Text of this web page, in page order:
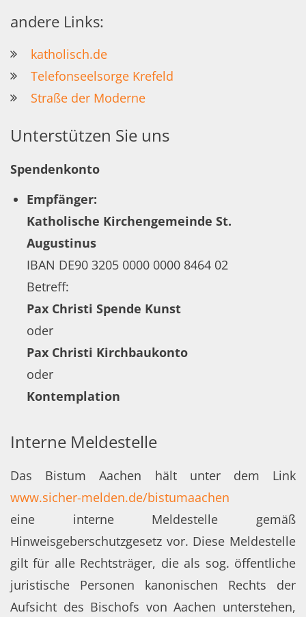
andere Links:
katholisch.de
Telefonseelsorge Krefeld
Straße der Moderne
Unterstützen Sie uns
Spendenkonto
Empfänger:
Katholische Kirchengemeinde St.
Augustinus
IBAN DE90 3205 0000 0000 8464 02
Betreff:
Pax Christi Spende Kunst
oder
Pax Christi Kirchbaukonto
oder
Kontemplation
Interne Meldestelle
Das Bistum Aachen hält unter dem Link
www.sicher-melden.de/bistumaachen
eine interne Meldestelle gemäß
Hinweisgeberschutzgesetz vor. Diese Meldestelle
gilt für alle Rechtsträger, die als sog. öffentliche
juristische Personen kanonischen Rechts der
Aufsicht des Bischofs von Aachen unterstehen,